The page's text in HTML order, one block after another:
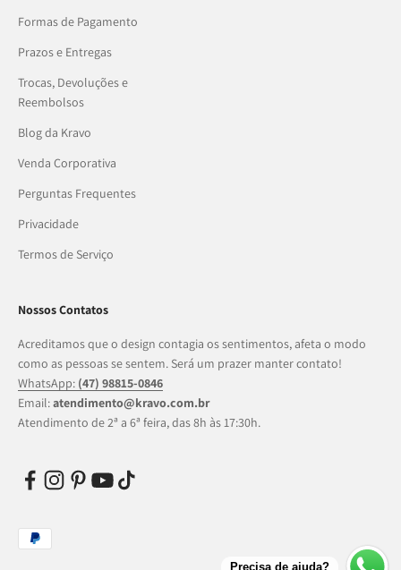
Formas de Pagamento
Prazos e Entregas
Trocas, Devoluções e
Reembolsos
Blog da Kravo
Venda Corporativa
Perguntas Frequentes
Privacidade
Termos de Serviço
Nossos Contatos
Acreditamos que o design contagia os sentimentos, afeta o modo
como as pessoas se sentem. Será um prazer manter contato!
WhatsApp: (47) 98815-0846
Email:atendimento@kravo.com.br
Atendimento de 2ª a 6ª feira, das 8h às 17:30h.
Precisa de ajuda?